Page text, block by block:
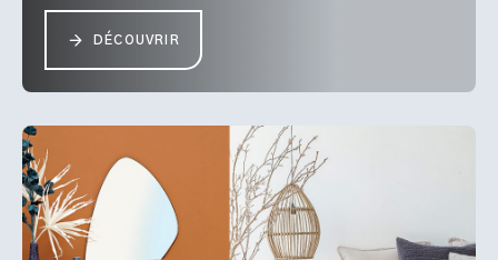
DÉCOUVRIR